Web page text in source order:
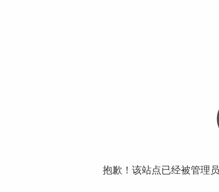
抱歉！该站点已经被管理